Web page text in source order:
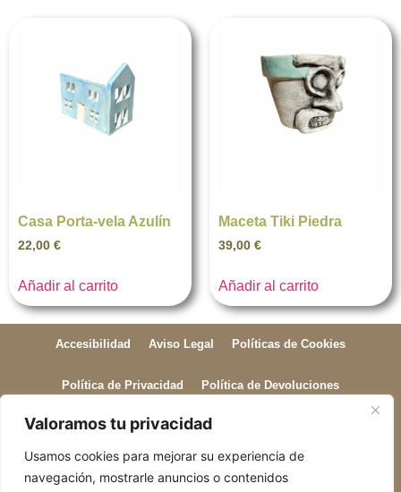
Valoramos tu privacidad
Usamos cookies para mejorar su experiencia de
navegación, mostrarle anuncios o contenidos
Casa Porta-vela Azulín
22,00 €
Añadir al carrito
Maceta Tiki Piedra
39,00 €
Añadir al carrito
Accesibilidad Aviso Legal Políticas de Cookies
Política de Privacidad Política de Devoluciones
Política de Envío
ogiroguy@gmail.com
+34 631 89 71 07
C. del Doctor Gil i Morte, 15, pta 2, Extramurs, 46007 València